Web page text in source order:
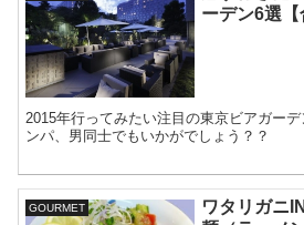
ーデン6選【
2015年行ってみたい注目の東京ビアガー
ンパ、男同士でもいかがでしょう？？
GOURMET
ワタリガニ